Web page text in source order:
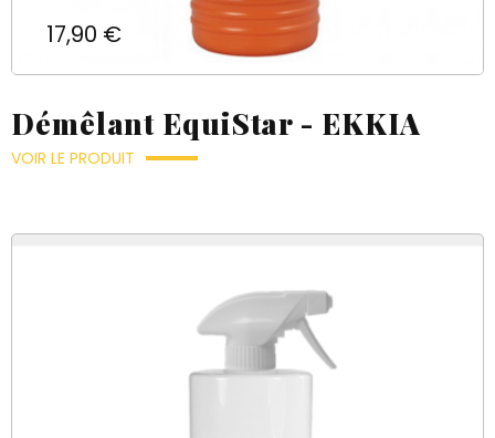
Prix
17,90 €
Démêlant EquiStar - EKKIA
VOIR LE PRODUIT